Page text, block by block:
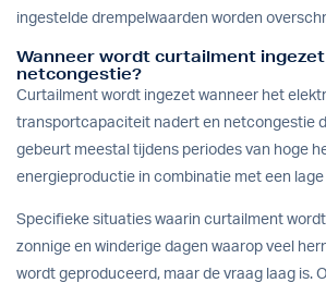
ingestelde drempelwaarden worden
Wanneer wordt curtailment
netcongestie?
Curtailment wordt ingezet wanneer het
transportcapaciteit nadert en netcongestie
gebeurt meestal tijdens periodes van hoge
energieproductie in combinatie met een
Specifieke situaties waarin curtailment
zonnige en winderige dagen waarop veel
wordt geproduceerd, maar de vraag laag is.